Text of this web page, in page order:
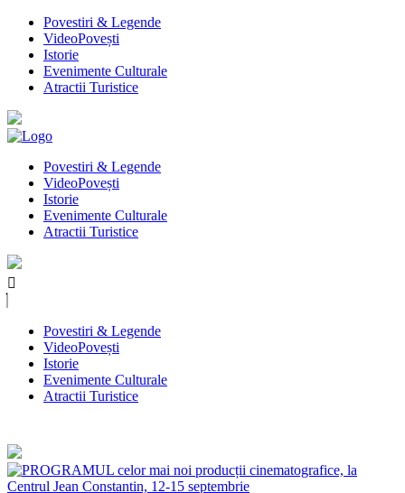
Povestiri & Legende
VideoPovești
Istorie
Evenimente Culturale
Atractii Turistice
Povestiri & Legende
VideoPovești
Istorie
Evenimente Culturale
Atractii Turistice
Povestiri & Legende
VideoPovești
Istorie
Evenimente Culturale
Atractii Turistice